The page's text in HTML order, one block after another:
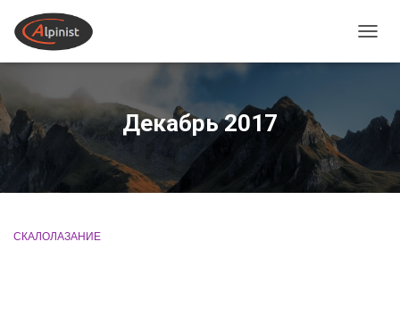
Декабрь 2017
СКАЛОЛАЗАНИЕ